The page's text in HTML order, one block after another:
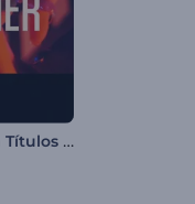
Abertura com Títulos Explosivos